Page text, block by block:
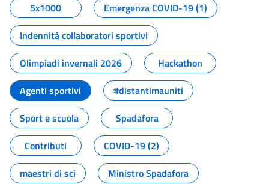
5x1000
Emergenza COVID-19 (1)
Indennità collaboratori sportivi
Olimpiadi invernali 2026
Hackathon
Agenti sportivi
#distantimauniti
Sport e scuola
Spadafora
Contributi
COVID-19 (2)
maestri di sci
Ministro Spadafora